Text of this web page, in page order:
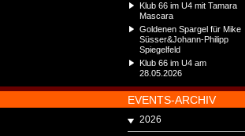
Klub 66 im U4 mit Tamara
Mascara
Goldenen Spargel für Mike
Süsser&Johann-Philipp
Spiegelfeld
Klub 66 im U4 am
28.05.2026
EVENTS-ARCHIV
2026